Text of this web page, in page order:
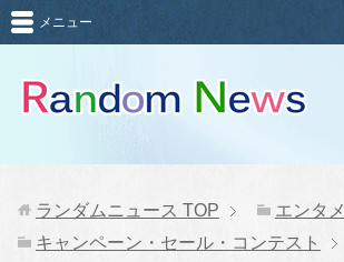
メニュー
ランダムニュース TOP
エンタメ
キャンペーン・セール・コンテスト